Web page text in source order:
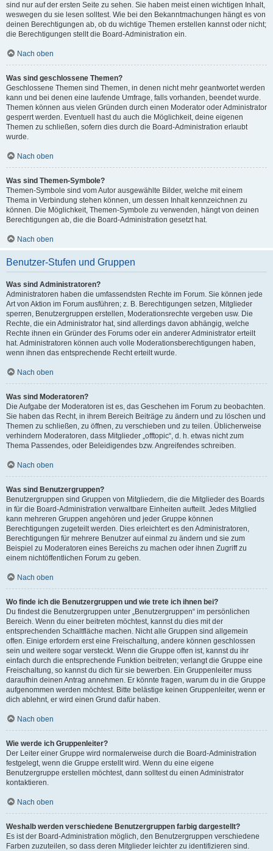
sind nur auf der ersten Seite zu sehen. Sie haben meist einen wichtigen Inhalt,
weswegen du sie lesen solltest. Wie bei den Bekanntmachungen hängt es von
deinen Berechtigungen ab, ob du wichtige Themen erstellen kannst oder nicht;
die Berechtigungen stellt die Board-Administration ein.
Nach oben
Was sind geschlossene Themen?
Geschlossene Themen sind Themen, in denen nicht mehr geantwortet werden
kann und bei denen eine laufende Umfrage, falls vorhanden, beendet wurde.
Themen können aus vielen Gründen durch einen Moderator oder Administrator
gesperrt werden. Eventuell hast du auch die Möglichkeit, deine eigenen
Themen zu schließen, sofern dies durch die Board-Administration erlaubt
wurde.
Nach oben
Was sind Themen-Symbole?
Themen-Symbole sind vom Autor ausgewählte Bilder, welche mit einem
Thema in Verbindung stehen können, um dessen Inhalt kennzeichnen zu
können. Die Möglichkeit, Themen-Symbole zu verwenden, hängt von deinen
Berechtigungen ab, die die Board-Administration gesetzt hat.
Nach oben
Benutzer-Stufen und Gruppen
Was sind Administratoren?
Administratoren haben die umfassendsten Rechte im Forum. Sie können jede
Art von Aktion im Forum ausführen; z. B. Berechtigungen setzen, Mitglieder
sperren, Benutzergruppen erstellen, Moderationsrechte vergeben usw. Die
Rechte, die ein Administrator hat, sind allerdings davon abhängig, welche
Rechte ihnen ein Gründer des Forums oder ein anderer Administrator erteilt
hat. Administratoren können auch volle Moderationsberechtigungen haben,
wenn ihnen das entsprechende Recht erteilt wurde.
Nach oben
Was sind Moderatoren?
Die Aufgabe der Moderatoren ist es, das Geschehen im Forum zu beobachten.
Sie haben das Recht, in ihrem Bereich Beiträge zu ändern und zu löschen und
Themen zu schließen, zu öffnen, zu verschieben und zu teilen. Üblicherweise
verhindern Moderatoren, dass Mitglieder „offtopic“, d. h. etwas nicht zum
Thema Passendes, oder Beleidigendes bzw. Angreifendes schreiben.
Nach oben
Was sind Benutzergruppen?
Benutzergruppen sind Gruppen von Mitgliedern, die die Mitglieder des Boards
in für die Board-Administration verwaltbare Einheiten aufteilt. Jedes Mitglied
kann mehreren Gruppen angehören und jeder Gruppe können
Berechtigungen zugeteilt werden. Dies erleichtert es den Administratoren,
Berechtigungen für mehrere Benutzer auf einmal zu ändern und sie zum
Beispiel zu Moderatoren eines Bereichs zu machen oder ihnen Zugriff zu
einem nichtöffentlichen Forum zu geben.
Nach oben
Wo finde ich die Benutzergruppen und wie trete ich ihnen bei?
Du findest die Benutzergruppen unter „Benutzergruppen“ im persönlichen
Bereich. Wenn du einer beitreten möchtest, kannst du dies mit der
entsprechenden Schaltfläche machen. Nicht alle Gruppen sind allgemein
offen. Einige erfordern erst eine Freischaltung, andere können geschlossen
sein und weitere sogar versteckt. Wenn die Gruppe offen ist, kannst du ihr
einfach durch die entsprechende Funktion beitreten; verlangt die Gruppe eine
Freischaltung, so kannst du dich für sie bewerben. Ein Gruppenleiter muss
daraufhin deinen Antrag annehmen. Er könnte fragen, warum du in die Gruppe
aufgenommen werden möchtest. Bitte belästige keinen Gruppenleiter, wenn er
dich ablehnt, er wird einen Grund dafür haben.
Nach oben
Wie werde ich Gruppenleiter?
Der Leiter einer Gruppe wird normalerweise durch die Board-Administration
festgelegt, wenn die Gruppe erstellt wird. Wenn du eine eigene
Benutzergruppe erstellen möchtest, dann solltest du einen Administrator
kontaktieren.
Nach oben
Weshalb werden verschiedene Benutzergruppen farbig dargestellt?
Es ist der Board-Administration möglich, den Benutzergruppen verschiedene
Farben zuzuteilen, so dass deren Mitglieder leichter zu identifizieren sind.